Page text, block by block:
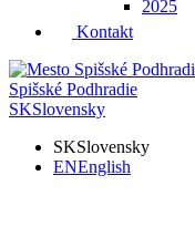
2025
Kontakt
Spišské Podhradie
SKSlovensky
SKSlovensky
ENEnglish